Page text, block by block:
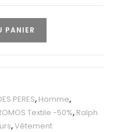
PANIER
PERES, Homme,
Textile -50%, Ralph
,Vêtement